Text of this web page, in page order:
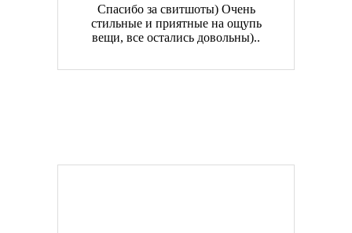
Спасибо за свитшоты) Очень
стильные и приятные на ощупь
вещи, все остались довольны)..